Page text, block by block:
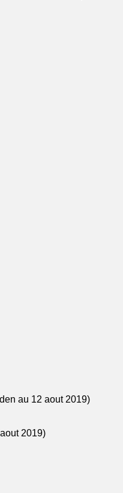
au 12 aout 2019)
2019)